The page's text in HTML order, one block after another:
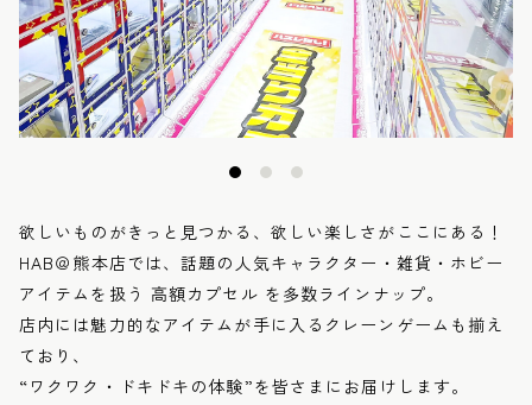
欲しいものがきっと見つかる、欲しい楽しさがここにある！
HAB＠熊本店では、話題の人気キャラクター・雑貨・ホビー
アイテムを扱う 高額カプセル を多数ラインナップ。
店内には魅力的なアイテムが手に入るクレーンゲームも揃え
ており、
“ワクワク・ドキドキの体験”を皆さまにお届けします。